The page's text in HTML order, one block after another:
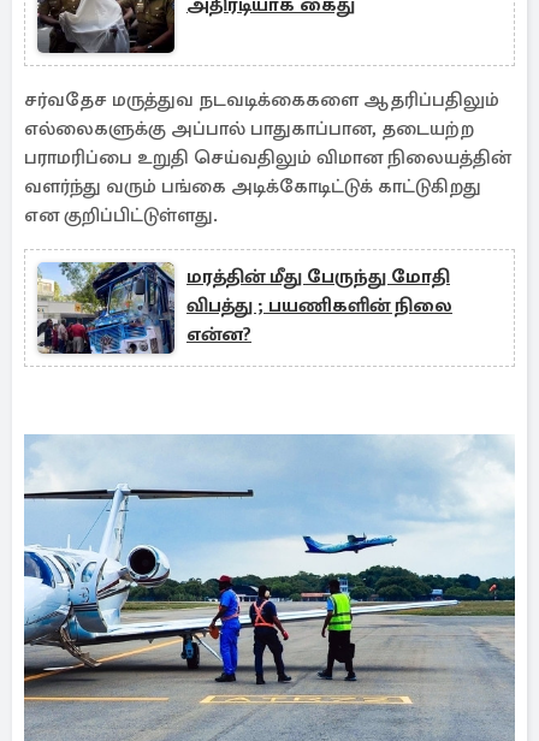
அதிரடியாக கைது
சர்வதேச மருத்துவ நடவடிக்கைகளை ஆதரிப்பதிலும்
எல்லைகளுக்கு அப்பால் பாதுகாப்பான, தடையற்ற
பராமரிப்பை உறுதி செய்வதிலும் விமான நிலையத்தின்
வளர்ந்து வரும் பங்கை அடிக்கோடிட்டுக் காட்டுகிறது
என குறிப்பிட்டுள்ளது.
மரத்தின் மீது பேருந்து மோதி
விபத்து ; பயணிகளின் நிலை
என்ன?